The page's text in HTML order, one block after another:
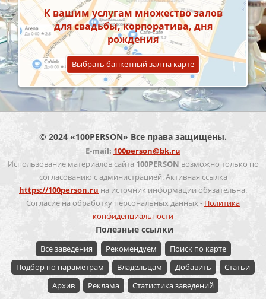
К вашим услугам множество залов
для свадьбы, корпоратива, дня
рождения
Выбрать банкетный зал на карте
© 2024 «100PERSON» Все права защищены.
E-mail: 100person@bk.ru
Использование материалов сайта 100PERSON возможно только по
согласованию с администрацией. Активная ссылка
https://100person.ru на источник информации обязательна.
Согласие на обработку персональных данных - Политика
конфиденциальности
Полезные ссылки
Все заведения Рекомендуем
Поиск по карте
Подбор по параметрам
Владельцам Добавить
Статьи
Архив
Реклама Статистика заведений